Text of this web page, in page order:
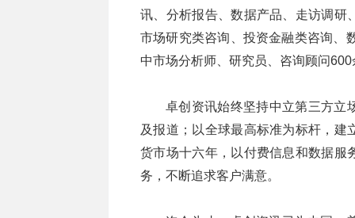
讯、分析报告、数据产品、走访调研
市场研究类咨询、投资金融类咨询、
中市场分析师、研究员、咨询顾问
卓创资讯始终坚持中立第三方立
及报道；以全球最高标准为标杆，
货市场十六年，以付费信息和数据服
务，不断追求客户满意。